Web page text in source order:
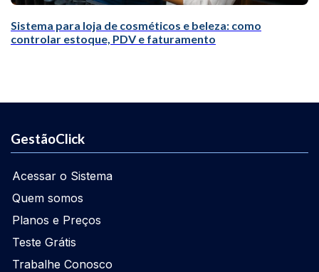
Sistema para loja de cosméticos e beleza: como
controlar estoque, PDV e faturamento
GestãoClick
Acessar o Sistema
Quem somos
Planos e Preços
Teste Grátis
Trabalhe Conosco